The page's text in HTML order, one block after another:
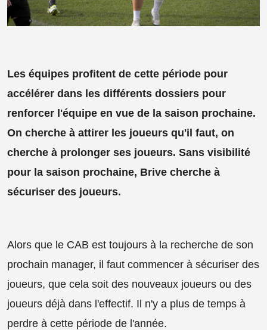
Les équipes profitent de cette période pour
accélérer dans les différents dossiers pour
renforcer l'équipe en vue de la saison prochaine.
On cherche à attirer les joueurs qu'il faut, on
cherche à prolonger ses joueurs. Sans visibilité
pour la saison prochaine, Brive cherche à
sécuriser des joueurs.
Alors que le CAB est toujours à la recherche de son
prochain manager, il faut commencer à sécuriser des
joueurs, que cela soit des nouveaux joueurs ou des
joueurs déjà dans l'effectif. Il n'y a plus de temps à
perdre à cette période de l'année.